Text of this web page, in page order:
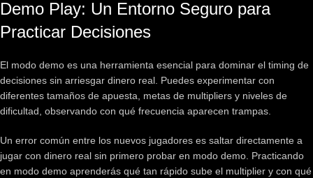
Demo Play: Un Entorno Seguro para
Practicar Decisiones
El modo demo es una herramienta esencial para dominar el timing de
decisiones sin arriesgar dinero real. Puedes experimentar con
diferentes tamaños de apuesta, metas de multipliers y niveles de
dificultad, observando con qué frecuencia aparecen trampas.
Un error común entre los nuevos jugadores es saltar directamente a
jugar con dinero real sin primero probar en modo demo. Practicando
en modo demo aprenderás qué tan rápido sube el multiplier y con qué